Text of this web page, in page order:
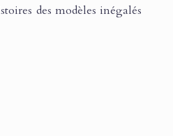
des modèles inégalés